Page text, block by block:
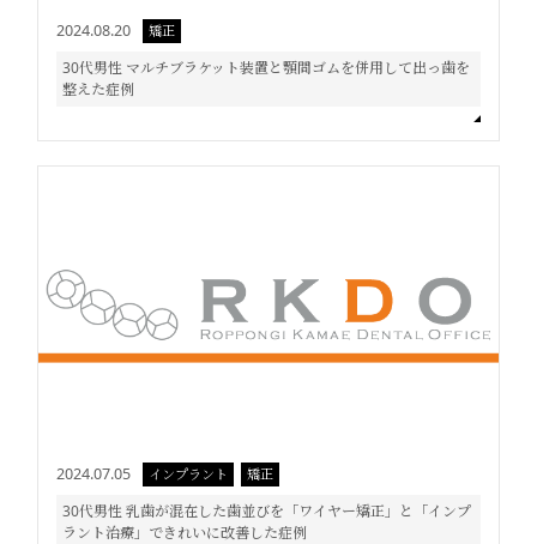
2024.08.20 矯正
30代男性 マルチブラケット装置と顎間ゴムを併用して出っ歯を
整えた症例
2024.07.05 インプラント 矯正
30代男性 乳歯が混在した歯並びを「ワイヤー矯正」と「インプ
ラント治療」できれいに改善した症例